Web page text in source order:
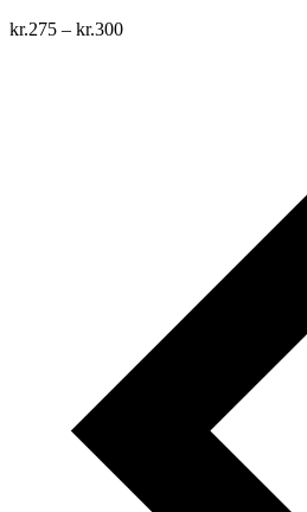
kr.275 – kr.300